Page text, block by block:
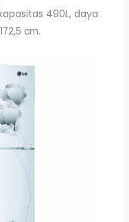
490L, daya
cm.